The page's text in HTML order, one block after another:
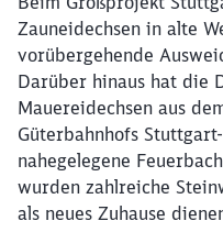
Zauneidechsen in alte
vorübergehende
Darüber hinaus hat die
Mauereidechsen aus
Güterbahnhofs
nahegelegene
wurden zahlreiche
als neues Zuhause